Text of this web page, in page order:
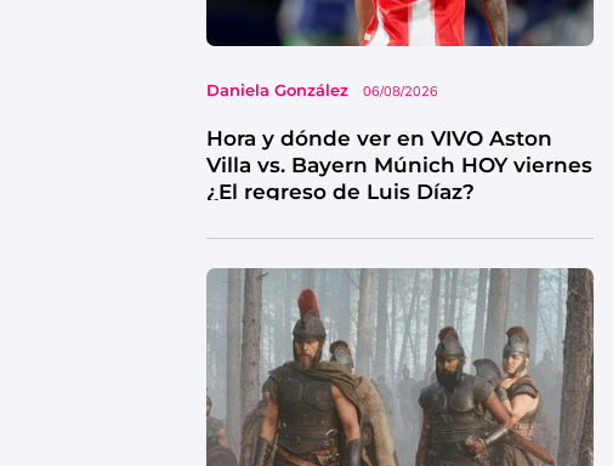
Daniela González 06/08/2026
Hora y dónde ver en VIVO Aston
Villa vs. Bayern Múnich HOY viernes
¿El regreso de Luis Díaz?